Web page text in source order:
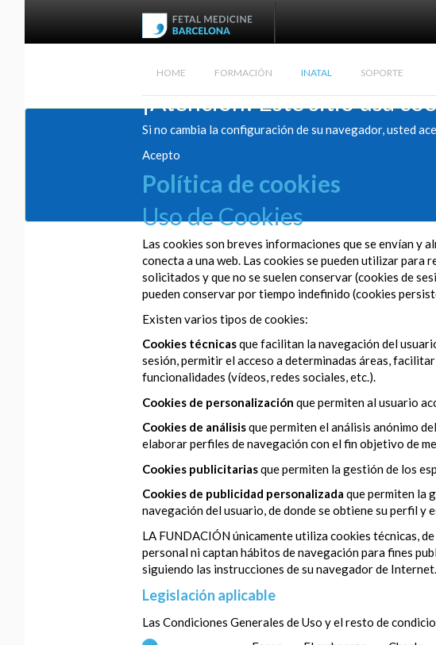
HOME FORMACIÓN INATAL SOPORTE
¡Atención! Este sitio usa
Si no cambia la configuración de su navegador, usted
Acepto
Política de cookies
Uso de Cookies
Las cookies son breves informaciones que se envían y
conecta a una web. Las cookies se pueden utilizar
solicitados y que no se suelen conservar (cookies de
pueden conservar por tiempo indefinido (cookies
Existen varios tipos de cookies:
Cookies técnicasque facilitan la navegación del
sesión, permitir el acceso a determinadas áreas,
funcionalidades (vídeos, redes sociales, etc.).
Cookies de personalización que permiten al usuario
Cookies de análisisque permiten el análisis anónimo
elaborar perfiles de navegación con el fin objetivo de
Cookies publicitariasque permiten la gestión de los
Cookies de publicidad personalizada que permiten la
navegación del usuario, de donde se obtiene su perfil y
LA FUNDACIÓN únicamente utiliza cookies técnicas,
personal ni captan hábitos de navegación para fines
siguiendo las instrucciones de su navegador de Internet.
Legislación aplicable
Las Condiciones Generales de Uso y el resto de